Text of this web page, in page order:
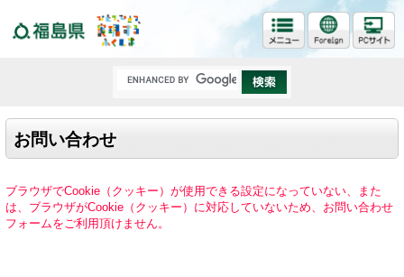
お問い合わせ
ブラウザでCookie（クッキー）が使用できる設定になっていない、また
は、ブラウザがCookie（クッキー）に対応していないため、お問い合わせ
フォームをご利用頂けません。